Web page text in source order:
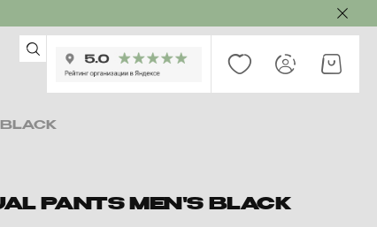
PANTS MEN'S BLACK